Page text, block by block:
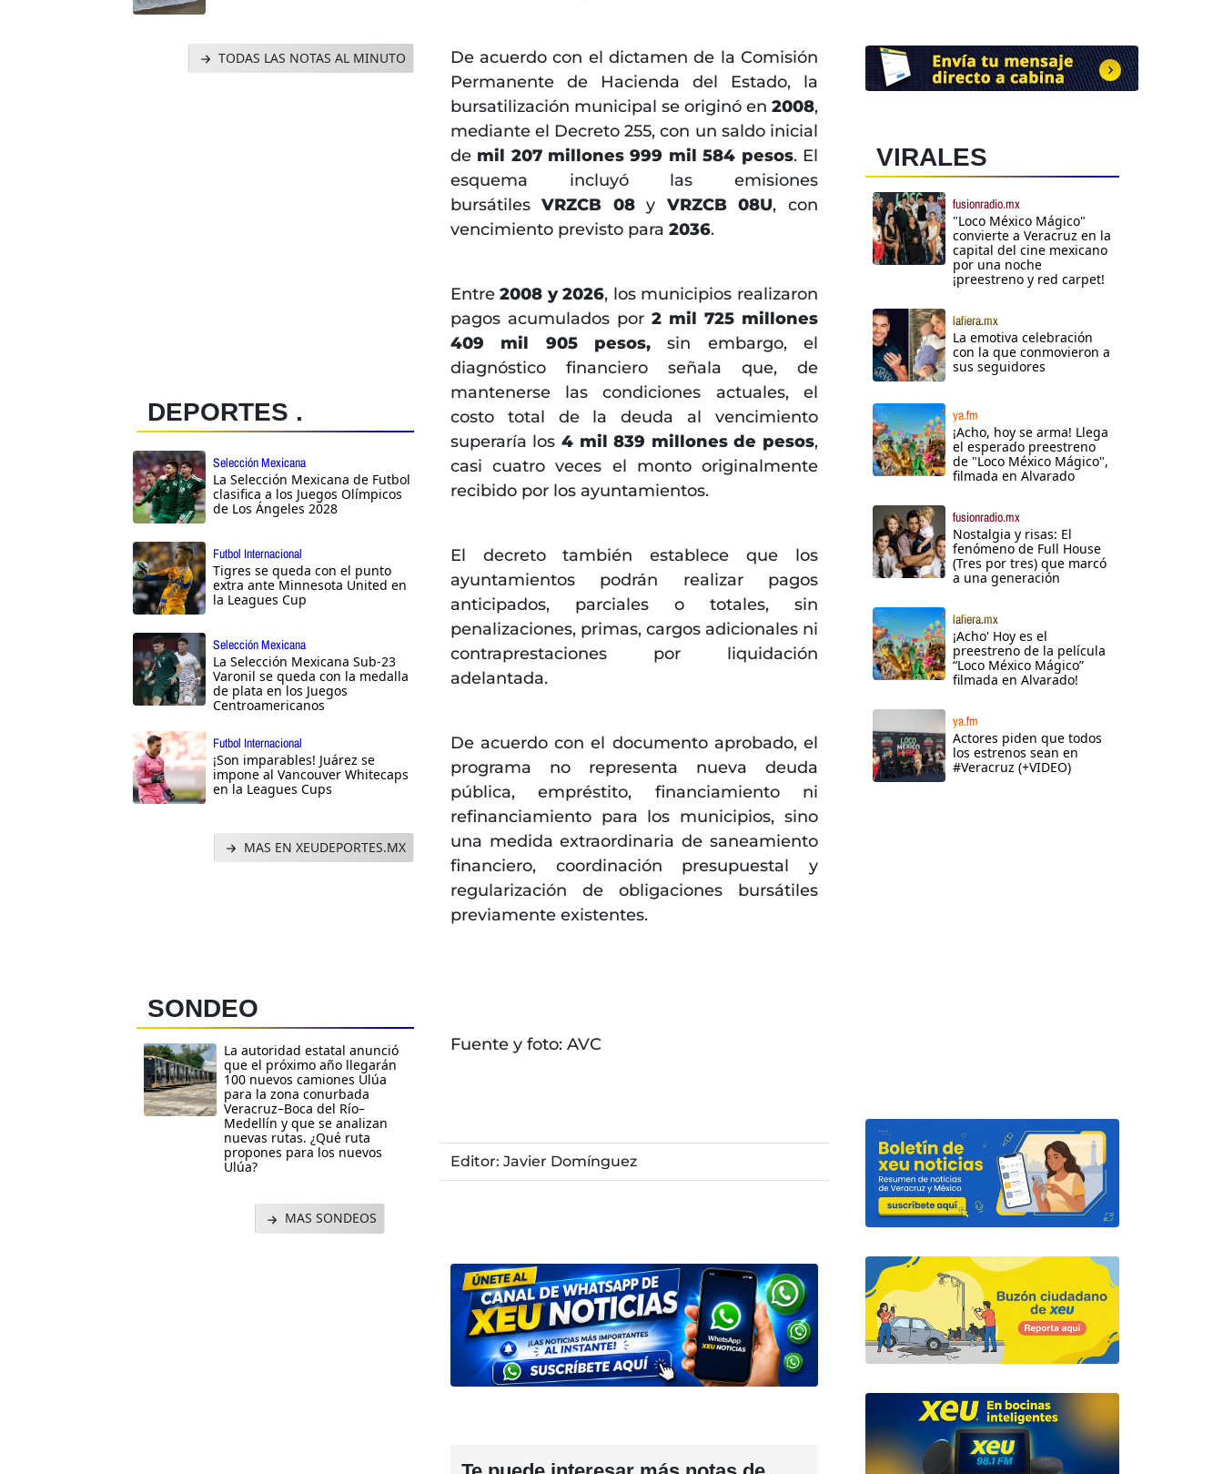
TODAS LAS NOTAS AL MINUTO
DEPORTES .
Selección Mexicana
La Selección Mexicana de Futbol
clasifica a los Juegos Olímpicos
de Los Ángeles 2028
Futbol Internacional
Tigres se queda con el punto
extra ante Minnesota United en
la Leagues Cup
Selección Mexicana
La Selección Mexicana Sub-23
Varonil se queda con la medalla
de plata en los Juegos
Centroamericanos
Futbol Internacional
¡Son imparables! Juárez se
impone al Vancouver Whitecaps
en la Leagues Cups
MAS EN XEUDEPORTES.MX
SONDEO
La autoridad estatal anunció
que el próximo año llegarán
100 nuevos camiones Ulúa
para la zona conurbada
Veracruz–Boca del Río–
Medellín y que se analizan
nuevas rutas. ¿Qué ruta
propones para los nuevos
Ulúa?
MAS SONDEOS
De acuerdo con el dictamen de la Comisión
Permanente de Hacienda del Estado, la
bursatilización municipal se originó en 2008,
mediante el Decreto 255, con un saldo inicial
de mil 207 millones 999 mil 584 pesos. El
esquema incluyó las emisiones
bursátilesVRZCB 08y VRZCB 08U, con
vencimiento previsto para 2036.
Entre2008 y 2026, los municipios realizaron
pagos acumulados por 2 mil 725 millones
409 mil 905 pesos,sin embargo, el
diagnóstico financiero señala que, de
mantenerse las condiciones actuales, el
costo total de la deuda al vencimiento
superaría los 4 mil 839 millones de pesos,
casi cuatro veces el monto originalmente
recibido por los ayuntamientos.
El decreto también establece que los
ayuntamientos podrán realizar pagos
anticipados, parciales o totales, sin
penalizaciones, primas, cargos adicionales ni
contraprestaciones por liquidación
adelantada.
De acuerdo con el documento aprobado, el
programa no representa nueva deuda
pública, empréstito, financiamiento ni
refinanciamiento para los municipios, sino
una medida extraordinaria de saneamiento
financiero, coordinación presupuestal y
regularización de obligaciones bursátiles
previamente existentes.
Fuente y foto: AVC
Editor: Javier Domínguez
VIRALES
fusionradio.mx
"Loco México Mágico"
convierte a Veracruz en la
capital del cine mexicano
por una noche
¡preestreno y red carpet!
lafiera.mx
La emotiva celebración
con la que conmovieron a
sus seguidores
ya.fm
¡Acho, hoy se arma! Llega
el esperado preestreno
de "Loco México Mágico",
filmada en Alvarado
fusionradio.mx
Nostalgia y risas: El
fenómeno de Full House
(Tres por tres) que marcó
a una generación
lafiera.mx
¡Acho' Hoy es el
preestreno de la película
“Loco México Mágico”
filmada en Alvarado!
ya.fm
Actores piden que todos
los estrenos sean en
#Veracruz (+VIDEO)